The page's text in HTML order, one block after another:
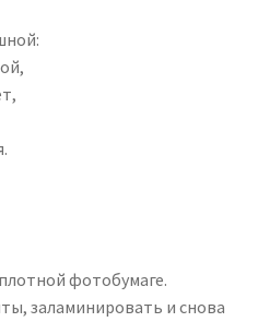
фотобумаге.
заламинировать и снова